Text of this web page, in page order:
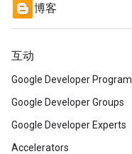
博客
互动
Google Developer Program
Google Developer Groups
Google Developer Experts
Accelerators